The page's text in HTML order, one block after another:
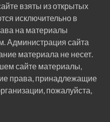
взяты из открытых
исключительно в
на материалы
Администрация сайта
материала не несет.
сайте материалы,
права, принадлежащие
пожалуйста,